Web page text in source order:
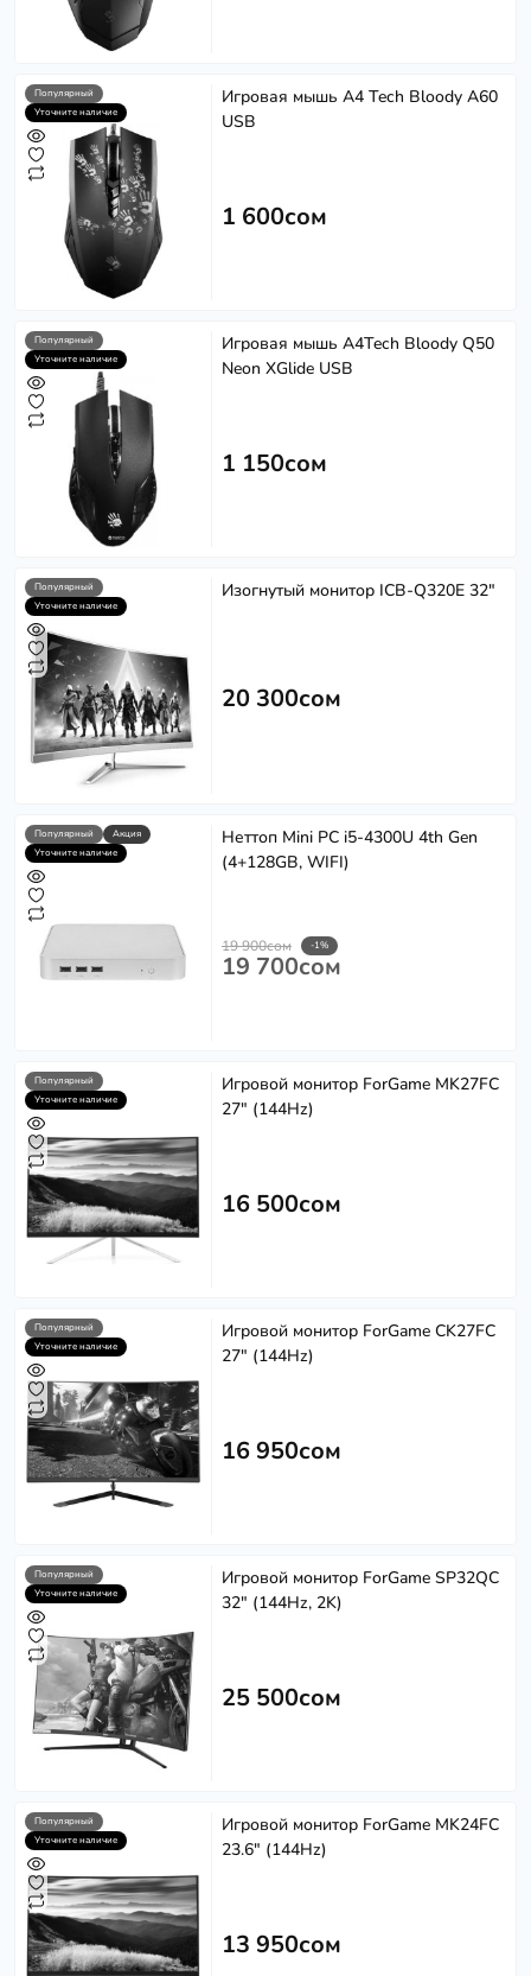
Популярный
Уточните наличие
Игровая мышь A4 Tech Bloody A60
USB
1 600сом
Популярный
Уточните наличие
Игровая мышь A4Tech Bloody Q50
Neon XGlide USB
1 150сом
Популярный
Уточните наличие
Изогнутый монитор ICB-Q320E 32"
20 300сом
Популярный
Акция
Уточните наличие
Неттоп Mini PC i5-4300U 4th Gen
(4+128GB, WIFI)
19 900сом -1%
19 700сом
Популярный
Уточните наличие
Игровой монитор ForGame MK27FC
27" (144Hz)
16 500сом
Популярный
Уточните наличие
Игровой монитор ForGame CK27FC
27" (144Hz)
16 950сом
Популярный
Уточните наличие
Игровой монитор ForGame SP32QC
32" (144Hz, 2K)
25 500сом
Популярный
Уточните наличие
Игровой монитор ForGame MK24FC
23.6" (144Hz)
13 950сом
Эффективность в каждом решении
Здравствуйте! 👋
Чем можем помочь?